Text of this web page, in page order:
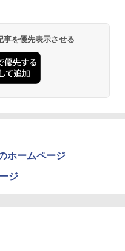
ワイヤレス コントロー
の刃」無限城編 第一章 猗
版 [DVD]
ケース付きコレクション)
典:オリジナル巾着＋メー
と離】二振りの剣、十翼よ
タジオ描き下ろしイラスト
を優先表示させる
ホームページ
ジ